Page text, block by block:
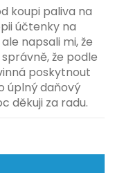
koupi paliva na
účtenky na
napsali mi, že
že podle
poskytnout
úplný daňový
děkuji za radu.